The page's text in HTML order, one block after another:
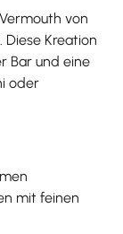
von
Diese Kreation
Bar und eine
oder
mit feinen